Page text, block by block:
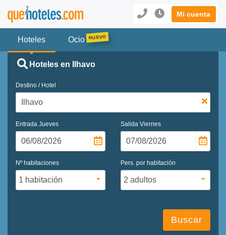
Mi cuenta
Hoteles Ocio
Hoteles en Ilhavo
Destino / Hotel
Entrada Jueves Salida Viernes
Nº habitaciones Pers. por habitación
Buscar